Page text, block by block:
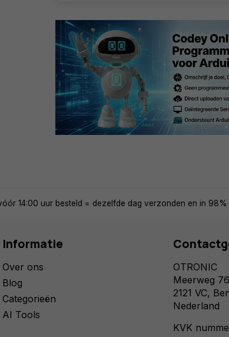
14:00 uur besteld = dezelfde dag verzonden en in
Informatie
Over ons
Blog
Categorieën
AI Tools
OTRONIC
Meerweg
2121 VC,
Nederland
KVK